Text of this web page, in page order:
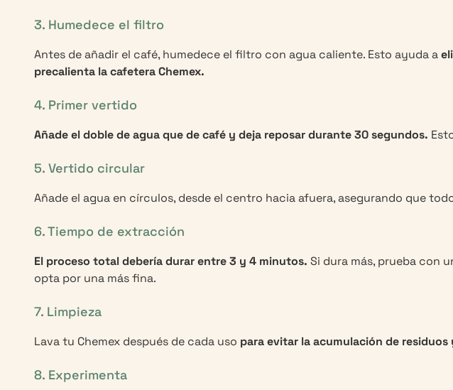
3. Humedece el filtro
Antes de añadir el café, humedece el filtro con agua caliente. Esto ayuda a
precalienta la cafetera Chemex.
4. Primer vertido
Añade el doble de agua que de café y deja reposar durante 30 segundos.
5. Vertido circular
Añade el agua en círculos, desde el centro hacia afuera, asegurando que
6. Tiempo de extracción
El proceso total debería durar entre 3 y 4 minutos. Si dura más, prueba con
opta por una más fina.
7. Limpieza
Lava tu Chemex después de cada uso para evitar la acumulación de residuos
8. Experimenta